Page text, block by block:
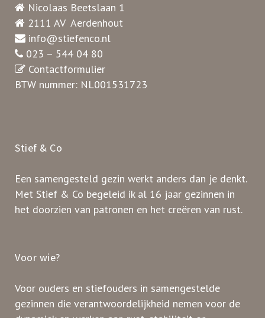
Nicolaas Beetslaan 1
2111 AV Aerdenhout
info@stiefenco.nl
023 – 544 04 80
Contactformulier
BTW nummer: NL001531723
Stief & Co
Een samengesteld gezin werkt anders dan je denkt.
Met Stief & Co begeleid ik al 16 jaar gezinnen in
het doorzien van patronen en het creëren van rust.
Voor wie?
Voor ouders en stiefouders in samengestelde
gezinnen die verantwoordelijkheid nemen voor de